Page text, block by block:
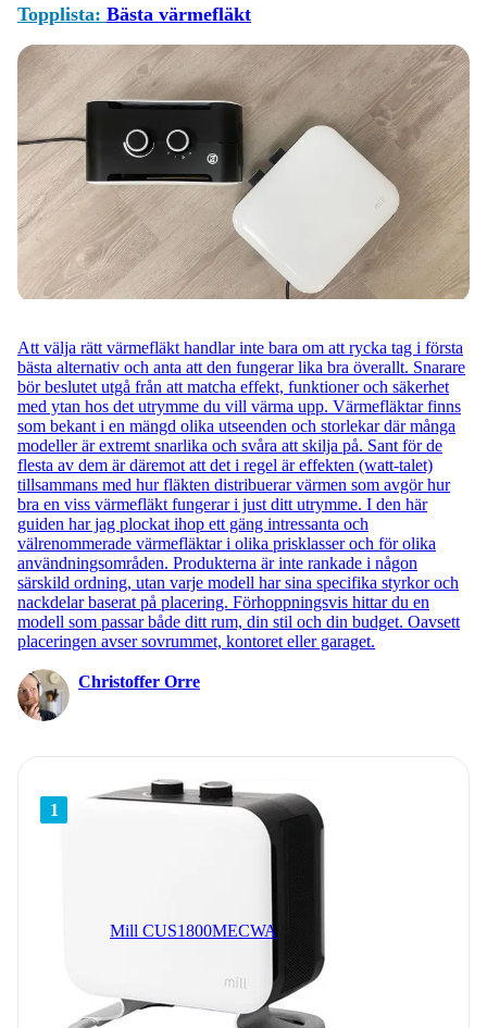
Topplista: Bästa värmefläkt
Att välja rätt värmefläkt handlar inte bara om att rycka tag i första
bästa alternativ och anta att den fungerar lika bra överallt. Snarare
bör beslutet utgå från att matcha effekt, funktioner och säkerhet
med ytan hos det utrymme du vill värma upp. Värmefläktar finns
som bekant i en mängd olika utseenden och storlekar där många
modeller är extremt snarlika och svåra att skilja på. Sant för de
flesta av dem är däremot att det i regel är effekten (watt-talet)
tillsammans med hur fläkten distribuerar värmen som avgör hur
bra en viss värmefläkt fungerar i just ditt utrymme. I den här
guiden har jag plockat ihop ett gäng intressanta och
välrenommerade värmefläktar i olika prisklasser och för olika
användningsområden. Produkterna är inte rankade i någon
särskild ordning, utan varje modell har sina specifika styrkor och
nackdelar baserat på placering. Förhoppningsvis hittar du en
modell som passar både ditt rum, din stil och din budget. Oavsett
placeringen avser sovrummet, kontoret eller garaget.
Christoffer Orre
1
Mill CUS1800MECWA